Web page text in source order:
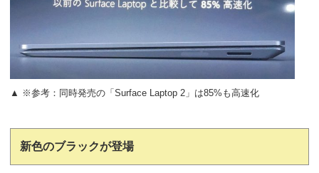
▲ ※参考：同時発売の「Surface Laptop 2」は85%も高速化
新色のブラックが登場